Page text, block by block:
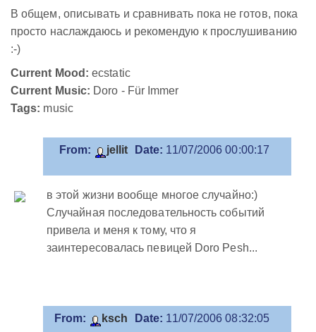
В общем, описывать и сравнивать пока не готов, пока
просто наслаждаюсь и рекомендую к прослушиванию
:-)
Current Mood: ecstatic
Current Music: Doro - Für Immer
Tags: music
From: jellit Date: 11/07/2006 00:00:17
в этой жизни вообще многое случайно:)
Cлучайная последовательность событий
привела и меня к тому, что я
заинтересовалась певицей Doro Pesh...
From: ksch Date: 11/07/2006 08:32:05